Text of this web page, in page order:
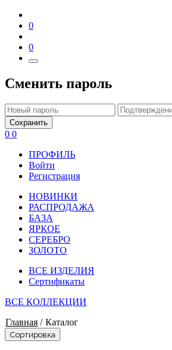
0
0
Сменить пароль
Сохранить
0 0
ПРОФИЛЬ
Войти
Регистрация
НОВИНКИ
РАСПРОДАЖА
БАЗА
ЯРКОЕ
СЕРЕБРО
ЗОЛОТО
ВСЕ ИЗДЕЛИЯ
Сертификаты
ВСЕ КОЛЛЕКЦИИ
Главная / Каталог
Сортировка